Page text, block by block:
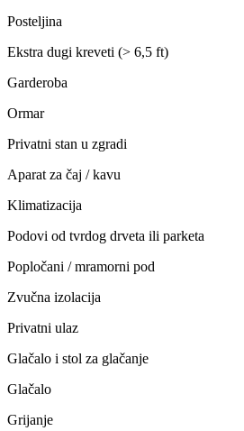
Posteljina
Ekstra dugi kreveti (> 6,5 ft)
Garderoba
Ormar
Privatni stan u zgradi
Aparat za čaj / kavu
Klimatizacija
Podovi od tvrdog drveta ili parketa
Popločani / mramorni pod
Zvučna izolacija
Privatni ulaz
Glačalo i stol za glačanje
Glačalo
Grijanje